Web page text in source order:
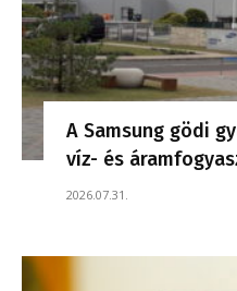
A Samsung gödi
víz- és
2026.07.31.